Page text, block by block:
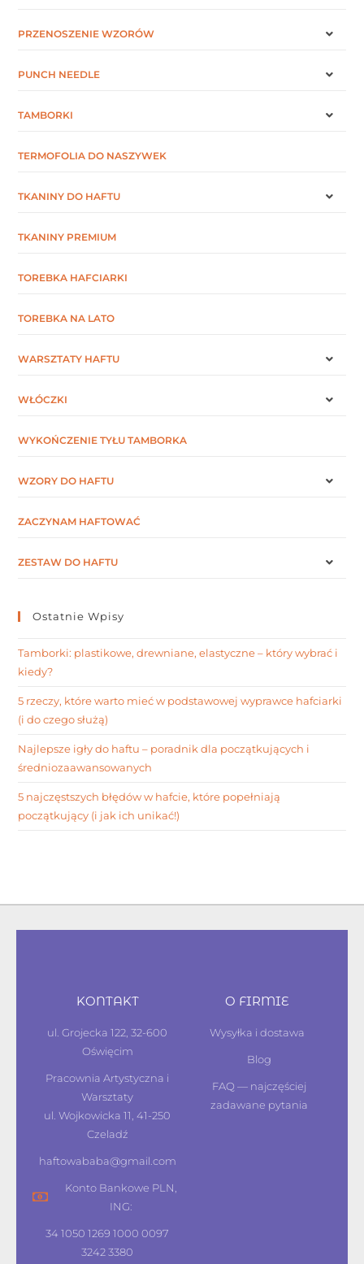
PRZENOSZENIE WZORÓW
PUNCH NEEDLE
TAMBORKI
TERMOFOLIA DO NASZYWEK
TKANINY DO HAFTU
TKANINY PREMIUM
TOREBKA HAFCIARKI
TOREBKA NA LATO
WARSZTATY HAFTU
WŁÓCZKI
WYKOŃCZENIE TYŁU TAMBORKA
WZORY DO HAFTU
ZACZYNAM HAFTOWAĆ
ZESTAW DO HAFTU
Ostatnie Wpisy
Tamborki: plastikowe, drewniane, elastyczne – który wybrać i
kiedy?
5 rzeczy, które warto mieć w podstawowej wyprawce hafciarki
(i do czego służą)
Najlepsze igły do haftu – poradnik dla początkujących i
średniozaawansowanych
5 najczęstszych błędów w hafcie, które popełniają
początkujący (i jak ich unikać!)
KONTAKT
ul. Grojecka 122, 32-600
Oświęcim
Pracownia Artystyczna i
Warsztaty
ul. Wojkowicka 11, 41-250
Czeladź
haftowababa@gmail.com
Konto Bankowe PLN,
ING:
34 1050 1269 1000 0097
3242 3380
O FIRMIE
Wysyłka i dostawa
Blog
FAQ — najczęściej
zadawane pytania